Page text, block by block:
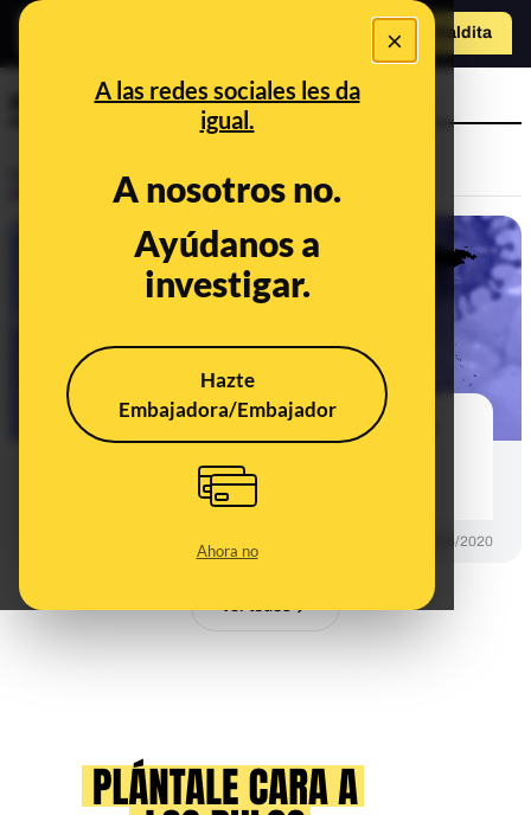
×
A las redes sociales les da
igual.
A nosotros no.
Ayúdanos a
investigar.
Hazte
Embajadora/Embajador
Ahora no
Hazte Maldita
erratas
Control del poder
España es el país que ha eliminado
estadísticas según la OMS
12/06/2020
Ver todos